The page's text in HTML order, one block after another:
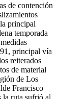
de contención
principal
temporada
principal vía
reiterados
de material
de Los
Francisco
la ruta sufrió al